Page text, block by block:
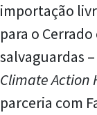
importação
para o
salvaguardas
Climate Action
parceria com